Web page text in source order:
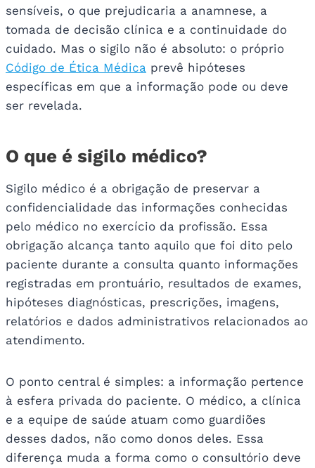
sensíveis, o que prejudicaria a anamnese, a
tomada de decisão clínica e a continuidade do
cuidado. Mas o sigilo não é absoluto: o próprio
Código de Ética Médica prevê hipóteses
específicas em que a informação pode ou deve
ser revelada.
O que é sigilo médico?
Sigilo médico é a obrigação de preservar a
confidencialidade das informações conhecidas
pelo médico no exercício da profissão. Essa
obrigação alcança tanto aquilo que foi dito pelo
paciente durante a consulta quanto informações
registradas em prontuário, resultados de exames,
hipóteses diagnósticas, prescrições, imagens,
relatórios e dados administrativos relacionados ao
atendimento.
O ponto central é simples: a informação pertence
à esfera privada do paciente. O médico, a clínica
e a equipe de saúde atuam como guardiões
desses dados, não como donos deles. Essa
diferença muda a forma como o consultório deve